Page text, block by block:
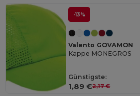
-13%
Valento GOVAMON
Kappe MONEGROS
Günstigste:
1,89 €2,17 €